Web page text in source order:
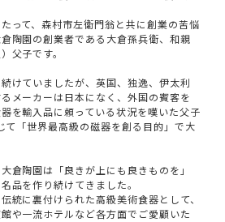
って、森村市左衛門翁と共に創業の苦悩
陶園の創業者である大倉孫兵衛、和親
父子です。
けていましたが、英国、独逸、伊太利
メーカーは日本になく、外国の賓客を
を輸入品に頼っている状況を嘆いた父子
「世界最高級の磁器を創る目的」で大
倉陶園は「良きが上にも良きものを」
品を作り続けてきました。
統に裏付けられた高級美術食器として、
や一流ホテルなど各方面でご愛顧いた